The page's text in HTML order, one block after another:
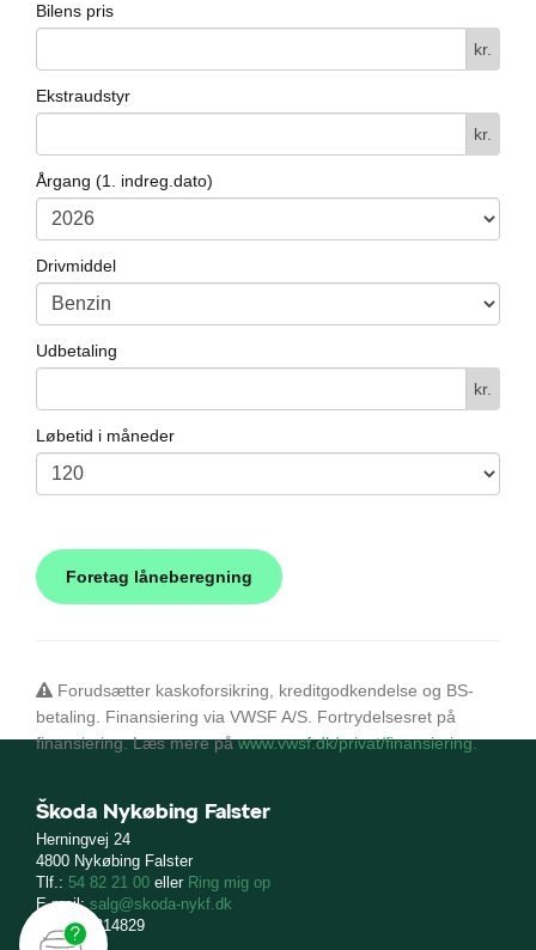
Bilens pris
kr.
Ekstraudstyr
kr.
Årgang (1. indreg.dato)
Drivmiddel
Udbetaling
kr.
Løbetid i måneder
Forudsætter kaskoforsikring, kreditgodkendelse og BS-
betaling. Finansiering via VWSF A/S. Fortrydelsesret på
finansiering. Læs mere påwww.vwsf.dk/privat/finansiering.
Škoda Nykøbing Falster
Herningvej 24
4800 Nykøbing Falster
Tlf.: 54 82 21 00 eller Ring mig op
E-mail:salg@skoda-nykf.dk
CVR: 41814829